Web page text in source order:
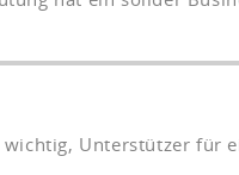
Unterstützer für